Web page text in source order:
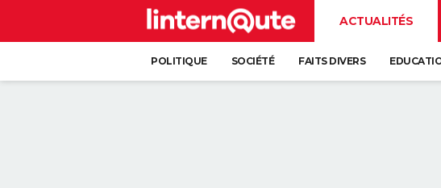
ACTUALITÉS
POLITIQUE SOCIÉTÉ FAITS DIVERS